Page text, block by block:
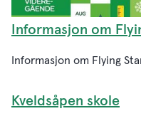
Informasjon om
Informasjon om Flying
Kveldsåpen skole